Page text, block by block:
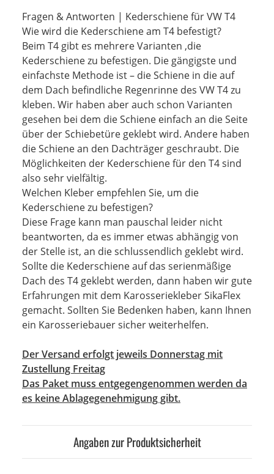
Fragen & Antworten | Kederschiene für VW T4
Wie wird die Kederschiene am T4 befestigt?
Beim T4 gibt es mehrere Varianten ,die
Kederschiene zu befestigen. Die gängigste und
einfachste Methode ist – die Schiene in die auf
dem Dach befindliche Regenrinne des VW T4 zu
kleben. Wir haben aber auch schon Varianten
gesehen bei dem die Schiene einfach an die Seite
über der Schiebetüre geklebt wird. Andere haben
die Schiene an den Dachträger geschraubt. Die
Möglichkeiten der Kederschiene für den T4 sind
also sehr vielfältig.
Welchen Kleber empfehlen Sie, um die
Kederschiene zu befestigen?
Diese Frage kann man pauschal leider nicht
beantworten, da es immer etwas abhängig von
der Stelle ist, an die schlussendlich geklebt wird.
Sollte die Kederschiene auf das serienmäßige
Dach des T4 geklebt werden, dann haben wir gute
Erfahrungen mit dem Karosseriekleber SikaFlex
gemacht. Sollten Sie Bedenken haben, kann Ihnen
ein Karosseriebauer sicher weiterhelfen.
Der Versand erfolgt jeweils Donnerstag mit
Zustellung Freitag
Das Paket muss entgegengenommen werden da
es keine Ablagegenehmigung gibt.
Angaben zur Produktsicherheit